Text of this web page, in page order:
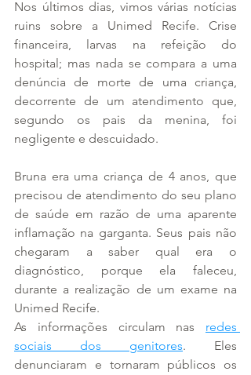
Nos últimos dias, vimos várias notícias
ruins sobre a Unimed Recife. Crise
financeira, larvas na refeição do
hospital; mas nada se compara a uma
denúncia de morte de uma criança,
decorrente de um atendimento que,
segundo os pais da menina, foi
negligente e descuidado.
Bruna era uma criança de 4 anos, que
precisou de atendimento do seu plano
de saúde em razão de uma aparente
inflamação na garganta. Seus pais não
chegaram a saber qual era o
diagnóstico, porque ela faleceu,
durante a realização de um exame na
Unimed Recife.
As informações circulam nas redes
sociais dos genitores. Eles
denunciaram e tornaram públicos os